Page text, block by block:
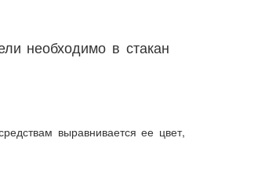
необходимо в стакан
выравнивается ее цвет,